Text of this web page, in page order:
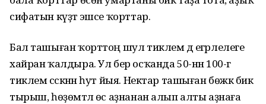
сифатын күҙәтә эшсе ҡорттар.
Бал ташыған ҡорттоң шул тиклем дә егәрлелеге
хайран ҡалдыра. Ул бер осҡанда 50-нән 100-гә
тиклем сәскәнән һут йыя. Нектар ташыған бөжәк бик
тырыш, һөҙөмтәлә өс аҙнанан алып алты аҙнаға